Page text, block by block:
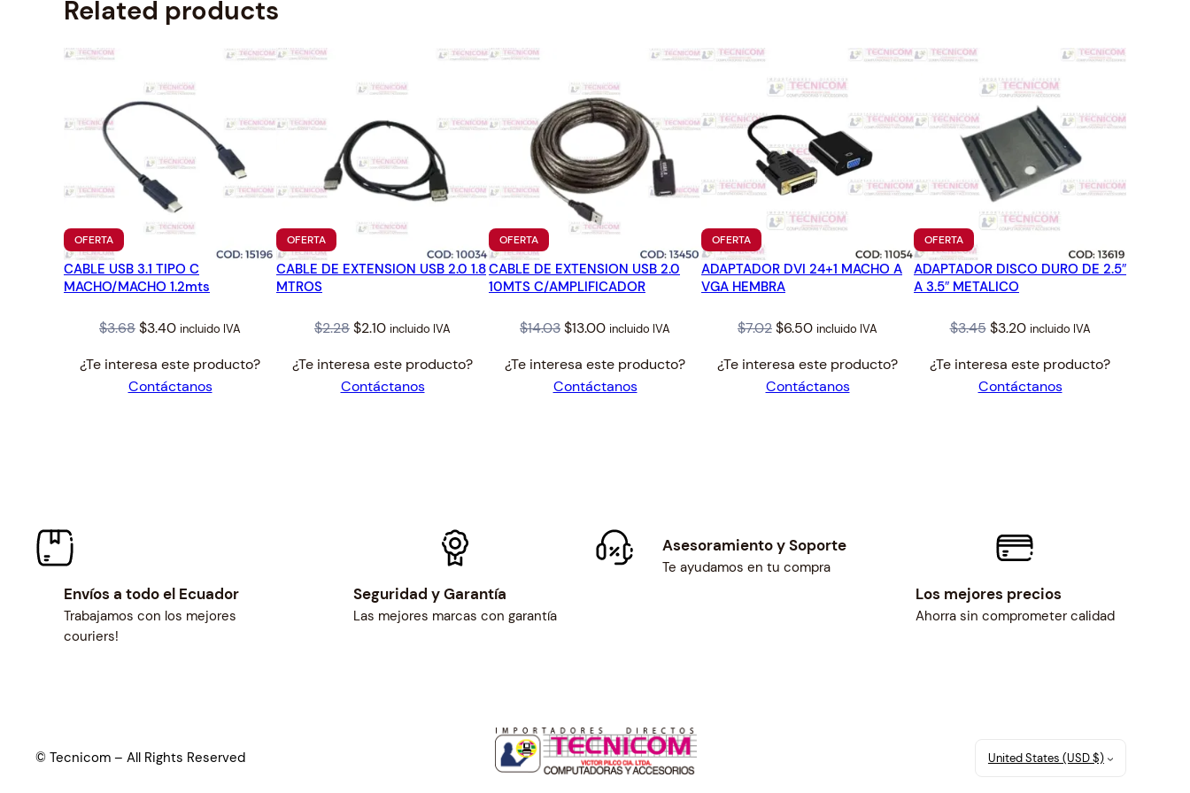
Related products
OFERTAPRODUCTO
EN
OFERTA
CABLE USB 3.1 TIPO C
MACHO/MACHO 1.2mts
$3.68Original
was:
$3.68.
$3.40Current
is:
$3.40.
incluido IVA
¿Te interesa este producto?
Contáctanos
OFERTAPRODUCTO
EN
OFERTA
CABLE DE EXTENSION USB 2.0 1.8
MTROS
$2.28Original
was:
$2.28.
$2.10Current
is:
$2.10.
incluido IVA
¿Te interesa este producto?
Contáctanos
OFERTAPRODUCTO
EN
OFERTA
CABLE DE EXTENSION USB 2.0
10MTS C/AMPLIFICADOR
$14.03Original
was:
$14.03.
$13.00Current
is:
$13.00.
incluido IVA
¿Te interesa este producto?
Contáctanos
OFERTAPRODUCTO
EN
OFERTA
ADAPTADOR DVI 24+1 MACHO A
VGA HEMBRA
$7.02Original
was:
$7.02.
$6.50Current
is:
$6.50.
incluido IVA
¿Te interesa este producto?
Contáctanos
OFERTAPRODUCTO
EN
OFERTA
ADAPTADOR DISCO DURO DE 2.5″
A 3.5″ METALICO
$3.45 Original
was:
$3.45.
$3.20Current
is:
$3.20.
incluido IVA
¿Te interesa este producto?
Contáctanos
Envíos a todo el Ecuador
Trabajamos con los mejores
couriers!
Seguridad y Garantía
Las mejores marcas con garantía
Asesoramiento y Soporte
Te ayudamos en tu compra
Los mejores precios
Ahorra sin comprometer calidad
© Tecnicom – All Rights Reserved United States (USD $)